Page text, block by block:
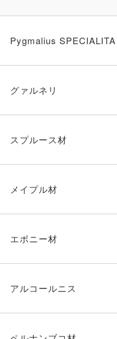
Pygmalius SPECIALITA
グァルネリ
スプルース材
メイプル材
エボニー材
アルコールニス